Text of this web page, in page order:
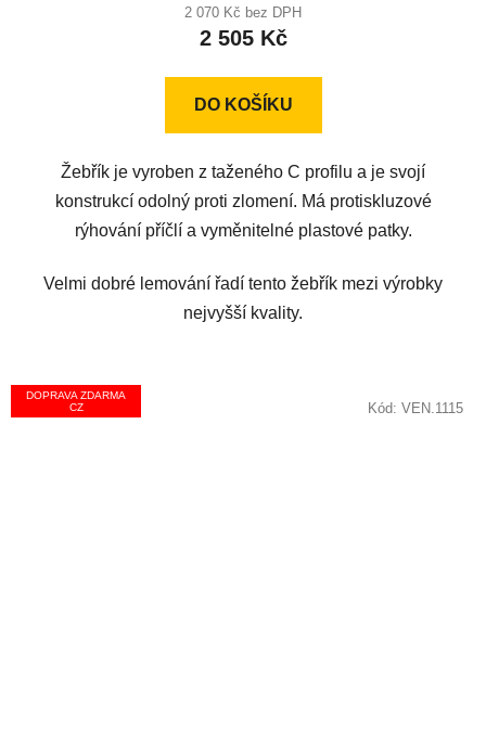
2 070 Kč bez DPH
2 505 Kč
DO KOŠÍKU
Žebřík je vyroben z taženého C profilu a je svojí
konstrukcí odolný proti zlomení. Má protiskluzové
rýhování příčlí a vyměnitelné plastové patky.
Velmi dobré lemování řadí tento žebřík mezi výrobky
nejvyšší kvality.
DOPRAVA ZDARMA
CZ
Kód: VEN.1115